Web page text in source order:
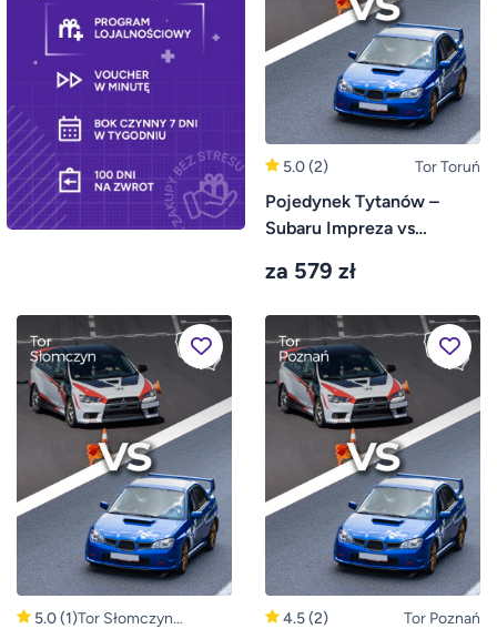
5.0(2) Tor Toruń
Pojedynek Tytanów –
Subaru Impreza vs
Toruń
za 579 zł
5.0(1)Tor Słomczyn
4.5(2) Tor Poznań